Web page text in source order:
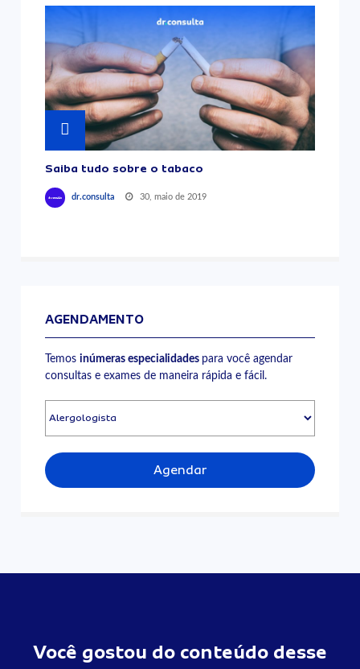
Saiba tudo sobre o tabaco
dr.consulta 30, maio de 2019
AGENDAMENTO
Temosinúmeras especialidades para você agendar
consultas e exames de maneira rápida e fácil.
Agendar
Você gostou do conteúdo desse